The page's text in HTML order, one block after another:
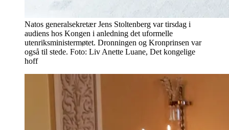
Natos generalsekretær Jens Stoltenberg var tirsdag i
audiens hos Kongen i anledning det uformelle
utenriksministermøtet. Dronningen og Kronprinsen var
også til stede. Foto: Liv Anette Luane, Det kongelige
hoff